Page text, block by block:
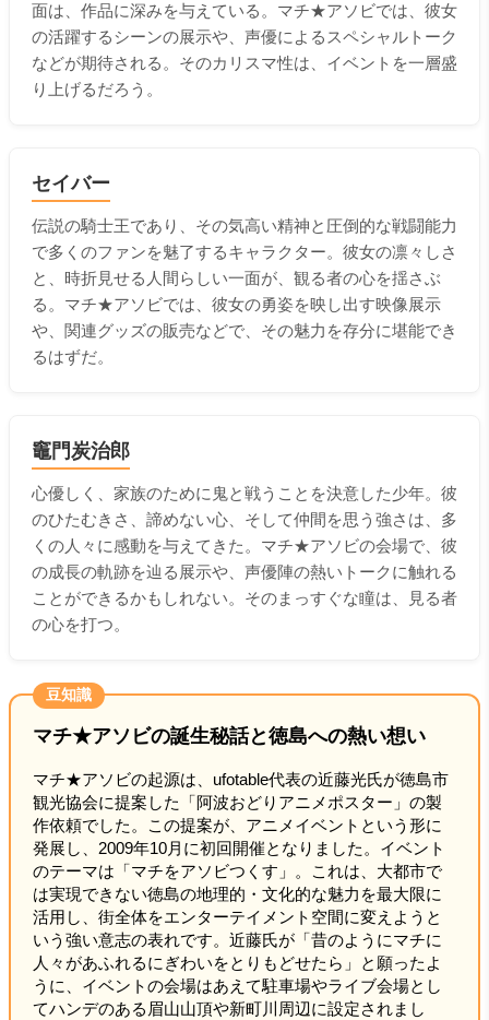
面は、作品に深みを与えている。マチ★アソビでは、彼女
の活躍するシーンの展示や、声優によるスペシャルトーク
などが期待される。そのカリスマ性は、イベントを一層盛
り上げるだろう。
セイバー
伝説の騎士王であり、その気高い精神と圧倒的な戦闘能力
で多くのファンを魅了するキャラクター。彼女の凛々しさ
と、時折見せる人間らしい一面が、観る者の心を揺さぶ
る。マチ★アソビでは、彼女の勇姿を映し出す映像展示
や、関連グッズの販売などで、その魅力を存分に堪能でき
るはずだ。
竈門炭治郎
心優しく、家族のために鬼と戦うことを決意した少年。彼
のひたむきさ、諦めない心、そして仲間を思う強さは、多
くの人々に感動を与えてきた。マチ★アソビの会場で、彼
の成長の軌跡を辿る展示や、声優陣の熱いトークに触れる
ことができるかもしれない。そのまっすぐな瞳は、見る者
の心を打つ。
豆知識
マチ★アソビの誕生秘話と徳島への熱い想い
マチ★アソビの起源は、ufotable代表の近藤光氏が徳島市
観光協会に提案した「阿波おどりアニメポスター」の製
作依頼でした。この提案が、アニメイベントという形に
発展し、2009年10月に初回開催となりました。イベント
のテーマは「マチをアソビつくす」。これは、大都市で
は実現できない徳島の地理的・文化的な魅力を最大限に
活用し、街全体をエンターテイメント空間に変えようと
いう強い意志の表れです。近藤氏が「昔のようにマチに
人々があふれるにぎわいをとりもどせたら」と願ったよ
うに、イベントの会場はあえて駐車場やライブ会場とし
てハンデのある眉山山頂や新町川周辺に設定されまし